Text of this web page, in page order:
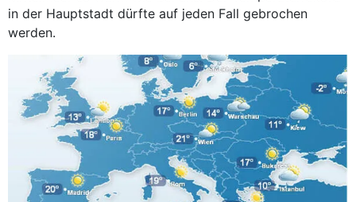
in der Hauptstadt dürfte auf jeden Fall gebrochen
werden.